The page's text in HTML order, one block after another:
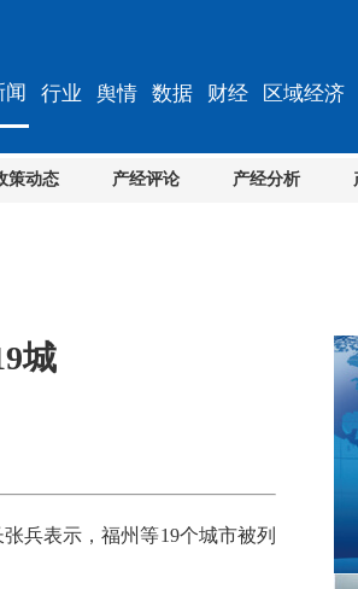
闻
策动态 产经评论 产经分析
行业 舆情 数据 财经 区域经济
城
兵表示，福州等19个城市被列